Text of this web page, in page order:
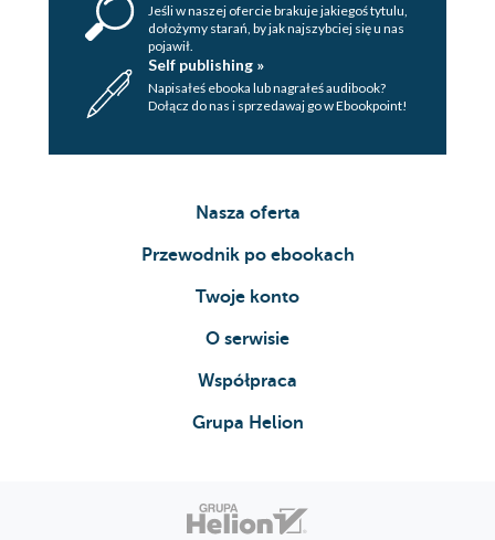
Jeśli w naszej ofercie brakuje jakiegoś tytulu,
dołożymy starań, by jak najszybciej się u nas
pojawił.
Self publishing »
Napisałeś ebooka lub nagrałeś audibook?
Dołącz do nas i sprzedawaj go w Ebookpoint!
Nasza oferta
Przewodnik po ebookach
Twoje konto
O serwisie
Współpraca
Grupa Helion